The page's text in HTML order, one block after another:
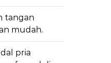
tangan
mudah.
pria